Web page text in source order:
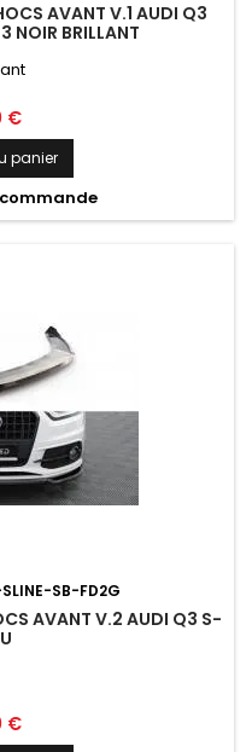
AVANT V.1 AUDI Q3
NOIR BRILLANT
€
panier
SB-FD2G
AVANT V.2 AUDI Q3 S-
€